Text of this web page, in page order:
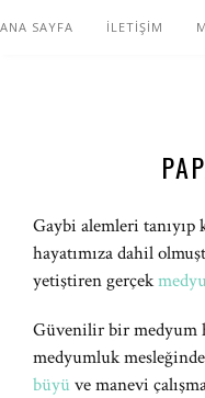
ANA SAYFA İLETİŞİM
Gaybi alemleri tanıyıp
hayatımıza dahil
yetiştiren gerçek
Güvenilir bir medyum
medyumluk
büyü ve manevi